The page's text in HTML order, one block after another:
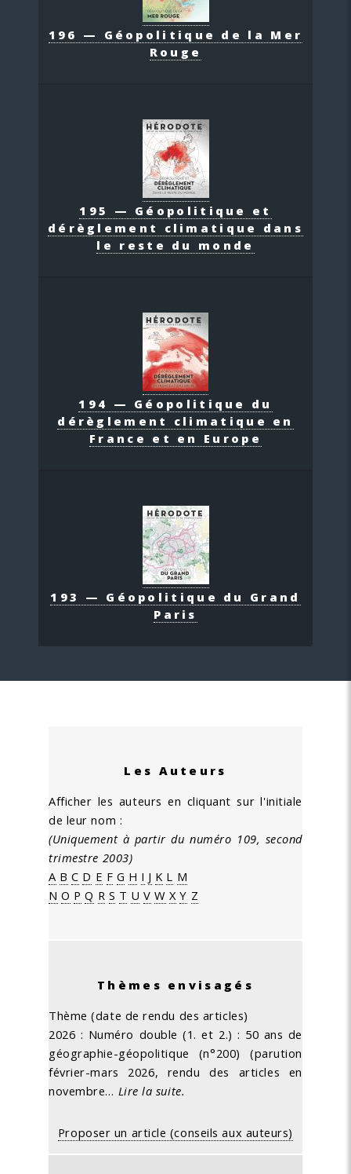
196 — Géopolitique de la Mer
Rouge
195 — Géopolitique et
dérèglement climatique dans
le reste du monde
194 — Géopolitique du
dérèglement climatique en
France et en Europe
193 — Géopolitique du Grand
Paris
Les Auteurs
Afficher les auteurs en cliquant sur l'initiale
de leur nom :
(Uniquement à partir du numéro 109, second
trimestre 2003)
A B C D E F G H I J K L M
N O P Q R S T U V W X Y Z
Thèmes envisagés
Thème (date de rendu des articles)
2026 : Numéro double (1. et 2.) : 50 ans de
géographie-géopolitique (n°200) (parution
février-mars 2026, rendu des articles en
novembre… Lire la suite.
Proposer un article (conseils aux auteurs)